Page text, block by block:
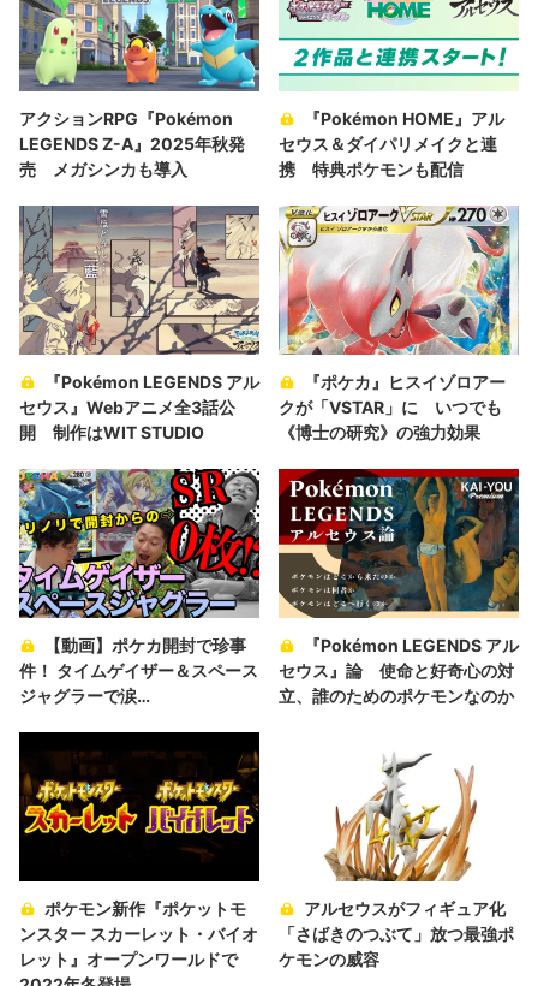
アクションRPG『Pokémon
LEGENDS Z-A』2025年秋発
売 メガシンカも導入
『Pokémon HOME』アル
セウス＆ダイパリメイクと連
携 特典ポケモンも配信
『Pokémon LEGENDS アル
セウス』Webアニメ全3話公
開 制作はWIT STUDIO
『ポケカ』ヒスイゾロアー
クが「VSTAR」に いつでも
《博士の研究》の強力効果
【動画】ポケカ開封で珍事
件！ タイムゲイザー＆スペース
ジャグラーで涙…
『Pokémon LEGENDS アル
セウス』論 使命と好奇心の対
立、誰のためのポケモンなのか
ポケモン新作『ポケットモ
ンスター スカーレット・バイオ
レット』オープンワールドで
アルセウスがフィギュア化
「さばきのつぶて」放つ最強ポ
ケモンの威容